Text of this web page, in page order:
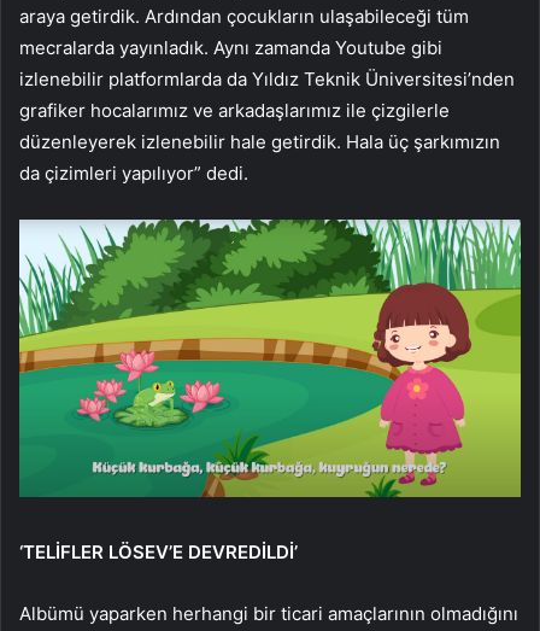
araya getirdik. Ardından çocukların ulaşabileceği tüm
mecralarda yayınladık. Aynı zamanda Youtube gibi
izlenebilir platformlarda da Yıldız Teknik Üniversitesi’nden
grafiker hocalarımız ve arkadaşlarımız ile çizgilerle
düzenleyerek izlenebilir hale getirdik. Hala üç şarkımızın
da çizimleri yapılıyor” dedi.
‘TELİFLER LÖSEV’E DEVREDİLDİ’
Albümü yaparken herhangi bir ticari amaçlarının olmadığını